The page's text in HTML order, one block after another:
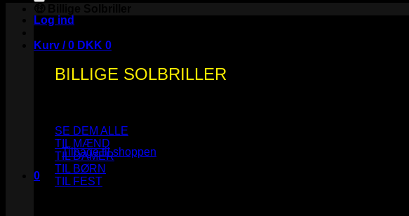
Log ind
Kurv /0 DKK 0
Ingen varer i kurven.
Tilbage til shoppen
0
Kurv
BILLIGE SOLBRILLER
SE DEM ALLE
TIL MÆND
TIL DAMER
TIL BØRN
TIL FEST